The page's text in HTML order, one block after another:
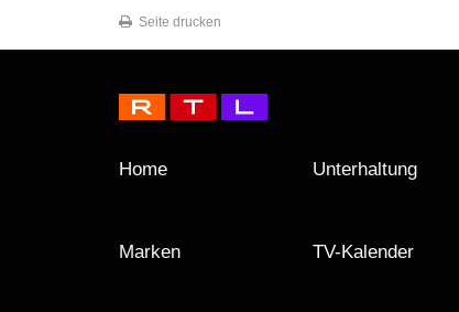
Seite drucken
Home Unterhaltung
Marken TV-Kalender